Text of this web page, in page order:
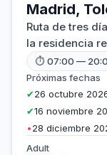
Madrid,
Ruta de tres
la residencia
⏱ 07:00 —
Próximas fechas
✔26 octubre
✔16 noviembre
•28 diciembre
Adult